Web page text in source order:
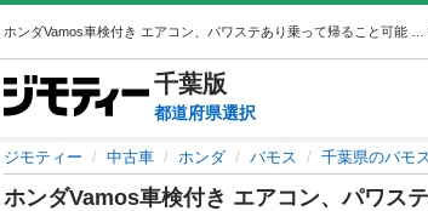
千葉版
都道府県選択
ジモティー 中古車 ホンダ バモス 千葉県のバモ
ホンダVamos車検付き エアコン、パワス